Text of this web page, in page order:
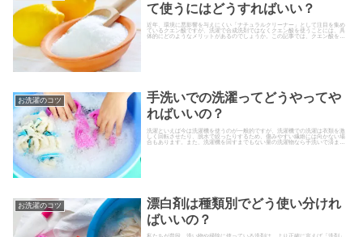
て使うにはどうすればいい？
近年、環境に悪影響を与えにくい「ナチュラルクリーナー」として注目を集め
ているクエン酸ですが、洗濯で合成洗剤ではなくクエン酸を使うことには、具
体的にどのようなメリットがあるのでしょうか。この記事では、クエン酸を洗
お洗濯のコツ
手洗いでの洗濯ってどうやってや
ればいいの？
洗濯といえば今は洗濯機を使うのが一般的ですが、洗濯機での洗濯は衣類を激
しく回転させたり、脱水で絞ったりするため、傷みやすい繊維には向かない場
合もあります。また、洗濯機を回すまでもない量の洗濯物なら手洗いで済ませ
お洗濯のコツ
漂白剤は種類別でどう使い分けれ
ばいいの？